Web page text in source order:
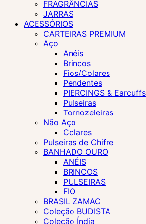
FRAGRÂNCIAS
JARRAS
ACESSÓRIOS
CARTEIRAS PREMIUM
Aço
Anéis
Brincos
Fios/Colares
Pendentes
PIERCINGS & Earcuffs
Pulseiras
Tornozeleiras
Não Aço
Colares
Pulseiras de Chifre
BANHADO OURO
ANÉIS
BRINCOS
PULSEIRAS
FIO
BRASIL ZAMAC
Coleção BUDISTA
Coleção Índia